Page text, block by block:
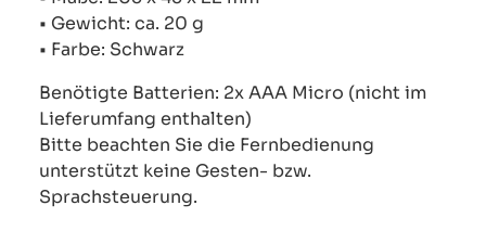
• Gewicht: ca. 20 g
• Farbe: Schwarz
Benötigte Batterien: 2x AAA Micro (nicht im
Lieferumfang enthalten)
Bitte beachten Sie die Fernbedienung
unterstützt keine Gesten- bzw.
Sprachsteuerung.